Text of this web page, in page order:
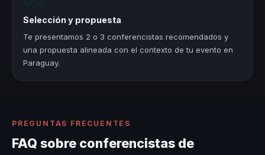
Selección y propuesta
Te presentamos 2 o 3 conferencistas recomendados y
una propuesta alineada con el contexto de tu evento en
Paraguay.
PREGUNTAS FRECUENTES
FAQ sobre conferencistas de